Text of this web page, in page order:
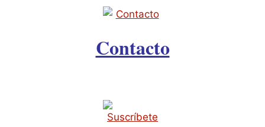
Contacto